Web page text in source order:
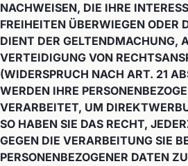
NACHWEISEN, DIE IHRE
FREIHEITEN ÜBERWIEGEN ODER
DIENT DER GELTENDMACHUNG,
VERTEIDIGUNG VON
(WIDERSPRUCH NACH ART. 21
WERDEN IHRE
VERARBEITET, UM
SO HABEN SIE DAS RECHT,
GEGEN DIE VERARBEITUNG SIE
PERSONENBEZOGENER DATEN